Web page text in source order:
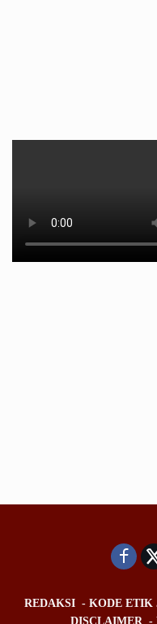
REDAKSI KODE ETIK
DISCLAIMER